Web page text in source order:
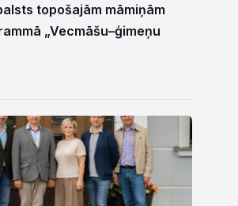
topošajām māmiņām
„Vecmāšu–ģimeņu